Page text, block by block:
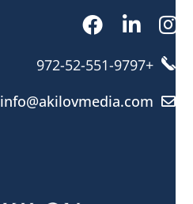
+972-52-551-9797
info@akilovmedia.com